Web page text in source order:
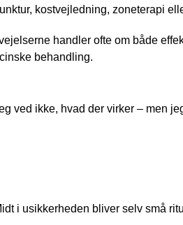
kostvejledning, zoneterapi
handler ofte om både
behandling.
ved ikke, hvad der virker – men
i usikkerheden bliver selv små